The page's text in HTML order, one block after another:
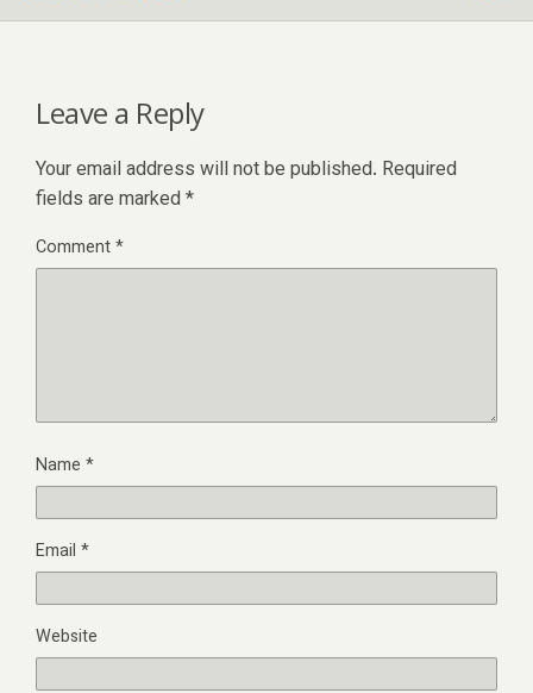
Leave a Reply
Your email address will not be published. Required
fields are marked *
Comment*
Name *
Email *
Website